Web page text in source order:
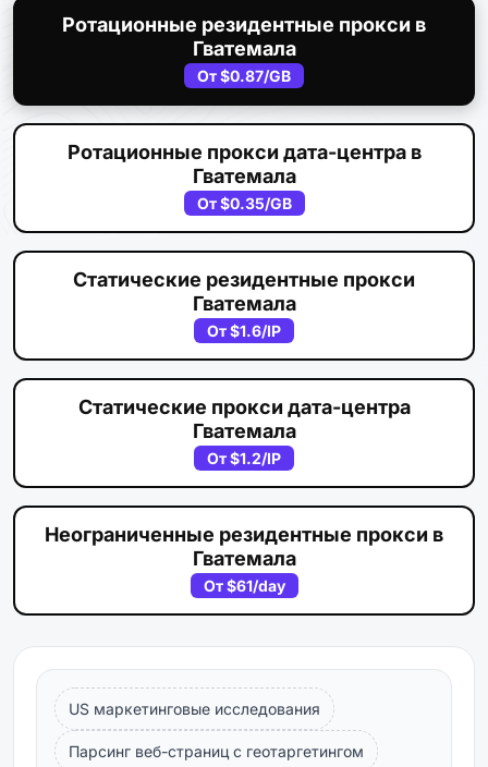
Ротационные резидентные прокси в
Гватемала
От$0.87/GB
Ротационные прокси дата-центра в
Гватемала
От$0.35/GB
Статические резидентные прокси
Гватемала
От$1.6/IP
Статические прокси дата-центра
Гватемала
От$1.2/IP
Неограниченные резидентные прокси в
Гватемала
От$61/day
US маркетинговые исследования
Парсинг веб-страниц с геотаргетингом